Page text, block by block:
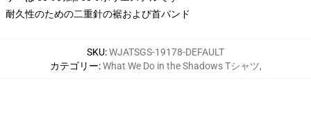
耐久性のための二重針の裾および首バンド
SKU:WJATSGS-19178-DEFAULT
カテゴリー:What We Do in the Shadows Tシャツ,